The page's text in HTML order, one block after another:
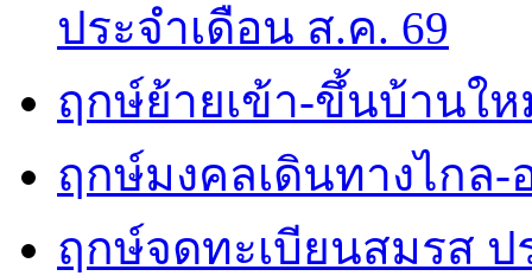
ประจำเดือน ส.ค. 69
ฤกษ์ย้ายเข้า-ขึ้นบ้านให
ฤกษ์มงคลเดินทางไกล-
ฤกษ์จดทะเบียนสมรส ป